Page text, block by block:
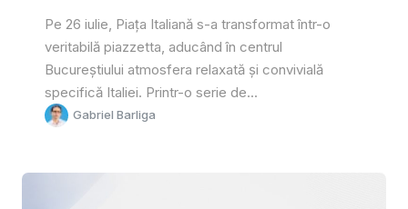
Pe 26 iulie, Piața Italiană s-a transformat într-o
veritabilă piazzetta, aducând în centrul
Bucureștiului atmosfera relaxată și convivială
specifică Italiei. Printr-o serie de...
Gabriel Barliga